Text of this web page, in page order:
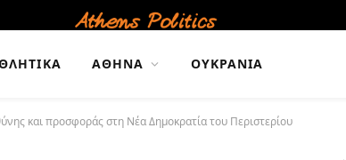
ΑΘΉΝΑ ΟΥΚΡΑΝΊΑ
και προσφοράς στη Νέα Δημοκρατία του Περιστερίου